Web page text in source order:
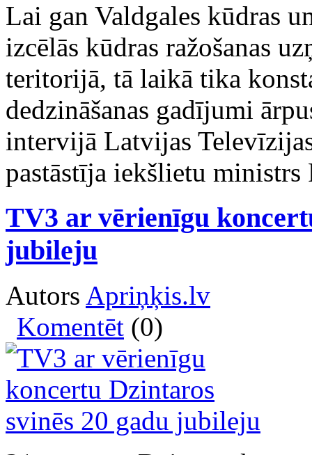
Lai gan Valdgales kūdras
izcēlās kūdras ražošanas
teritorijā, tā laikā tika
dedzināšanas gadījumi
intervijā Latvijas
pastāstīja iekšlietu
TV3 ar vērienīgu
jubileju
Autors Apriņķis.lv
Komentēt (0)